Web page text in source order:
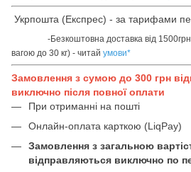
Укрпошта (Експрес) - за тарифами
-Безкоштовна доставка від
вагою до 30 кг) - читай умови*
Замовлення з сумою до 300 грн
виключно після повної оплати
При отриманні на пошті
Онлайн-оплата карткою (LiqPay)
Замовлення з загальною
відправляються виключно по